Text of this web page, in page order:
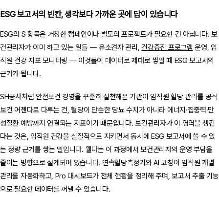
ESG 보고서의 빈칸, 생각보다 가까운 곳에 답이 있습니다
ESG의 S 항목은 거창한 캠페인이나 별도의 프로젝트가 필요한 건 아닙니다. 보
건관리자가 이미 하고 있는 일들 — 유소견자 관리,건강증진 프로그램 운영, 임
직원 건강 지표 모니터링 — 이것들이 데이터로 제대로 쌓일 때 ESG 보고서의
근거가 됩니다.
SH공사처럼 안전보건 경영을 꾸준히 실천해온 기관이 임직원 혈당 관리를 공식
보건 어젠다로 다루는 건, 혈당이 단순한 당뇨 수치가 아니라 에너지·집중력·만
성질환 예방까지 연결되는 지표이기 때문입니다. 보건관리자가 이 영역을 챙긴
다는 것은, 임직원 건강을 실질적으로 지키면서 동시에 ESG 보고서에 쓸 수 있
는 정량 근거를 쌓는 일입니다. 웰다는 이 과정에서 보건관리자의 운영 부담을
줄이는 방향으로 설계되어 있습니다. 연속혈당측정기와 AI 코칭이 임직원 개별
관리를 자동화하고, Pro 대시보드가 전체 현황을 정리해 주며, 보고서 추출 기능
으로 필요한 데이터를 꺼낼 수 있습니다.